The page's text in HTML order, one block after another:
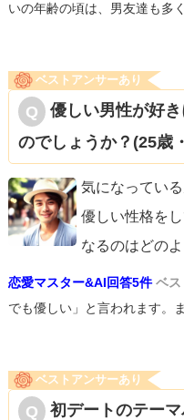
いの年齢の頃は、男友達も多
ベストアンサーあり
優しい男性が好
のでしょうか？(25歳
気になってい
優しい性格を
なるのはどのよ
恋愛マスター&AI回答5件 ベス
でも優しい」と言われます。
ベストアンサーあり
初デートのテー